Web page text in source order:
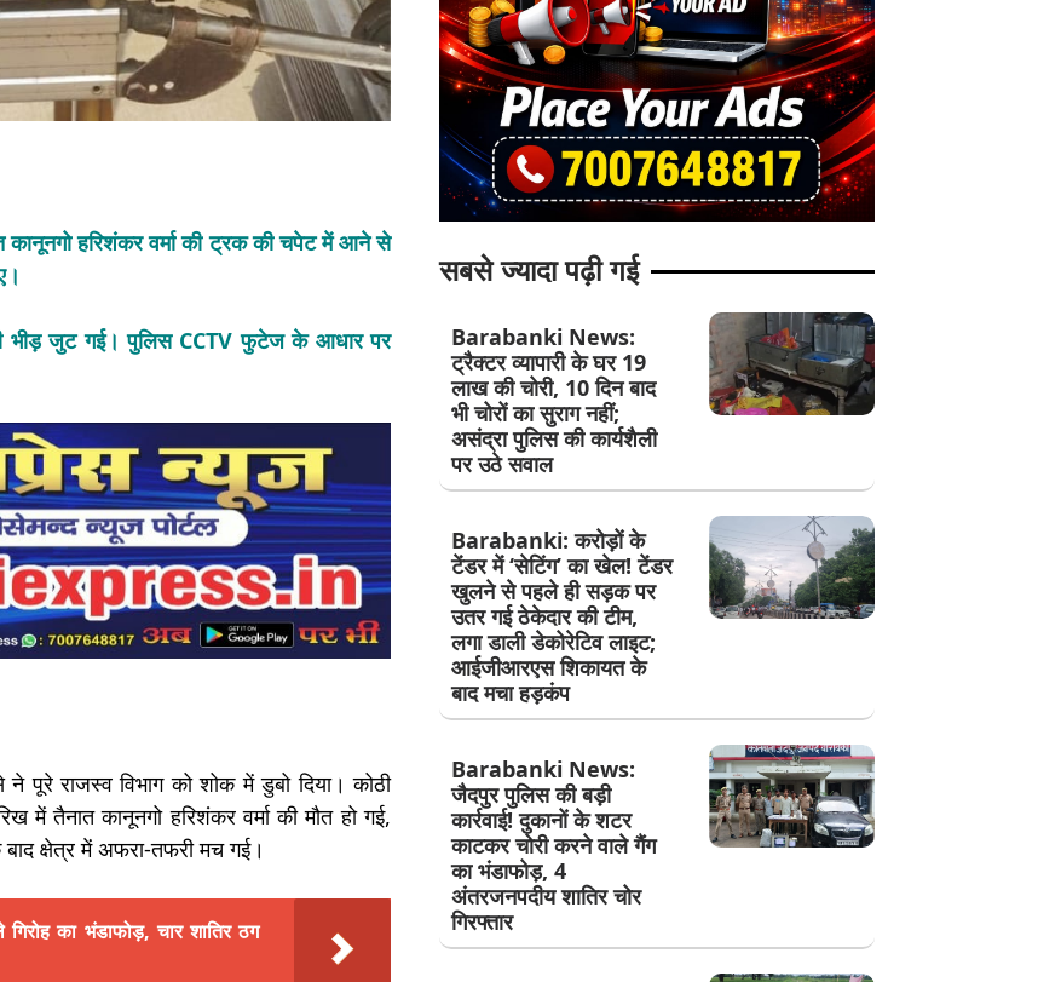
कानूनगो हरिशंकर वर्मा की ट्रक की चपेट में आने से
भीड़ जुट गई। पुलिस CCTV फुटेज के आधार पर
पूरे राजस्व विभाग को शोक में डुबो दिया। कोठी
तैनात कानूनगो हरिशंकर वर्मा की मौत हो गई,
क्षेत्र में अफरा-तफरी मच गई।
का भंडाफोड़, चार शातिर ठग
सबसे ज्यादा पढ़ी गई
Barabanki News:
ट्रैक्टर व्यापारी के घर 19
लाख की चोरी, 10 दिन बाद
भी चोरों का सुराग नहीं;
असंद्रा पुलिस की कार्यशैली
पर उठे सवाल
Barabanki: करोड़ों के
टेंडर में ‘सेटिंग’ का खेल! टेंडर
खुलने से पहले ही सड़क पर
उतर गई ठेकेदार की टीम,
लगा डाली डेकोरेटिव लाइट;
आईजीआरएस शिकायत के
बाद मचा हड़कंप
Barabanki News:
जैदपुर पुलिस की बड़ी
कार्रवाई! दुकानों के शटर
काटकर चोरी करने वाले गैंग
का भंडाफोड़, 4
अंतरजनपदीय शातिर चोर
गिरफ्तार